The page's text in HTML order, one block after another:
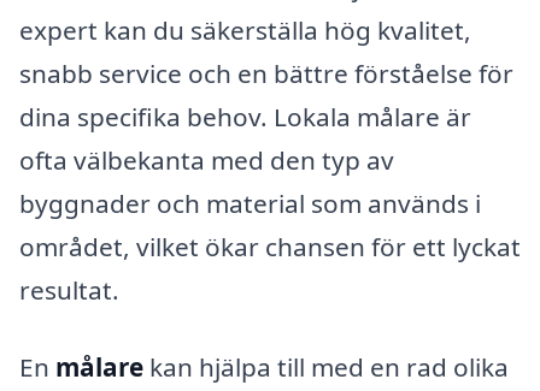
expert kan du säkerställa hög kvalitet,
snabb service och en bättre förståelse för
dina specifika behov. Lokala målare är
ofta välbekanta med den typ av
byggnader och material som används i
området, vilket ökar chansen för ett lyckat
resultat.
En målare kan hjälpa till med en rad olika